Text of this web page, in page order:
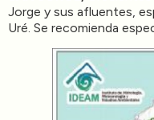
Jorge y sus afluentes,
Uré. Se recomienda